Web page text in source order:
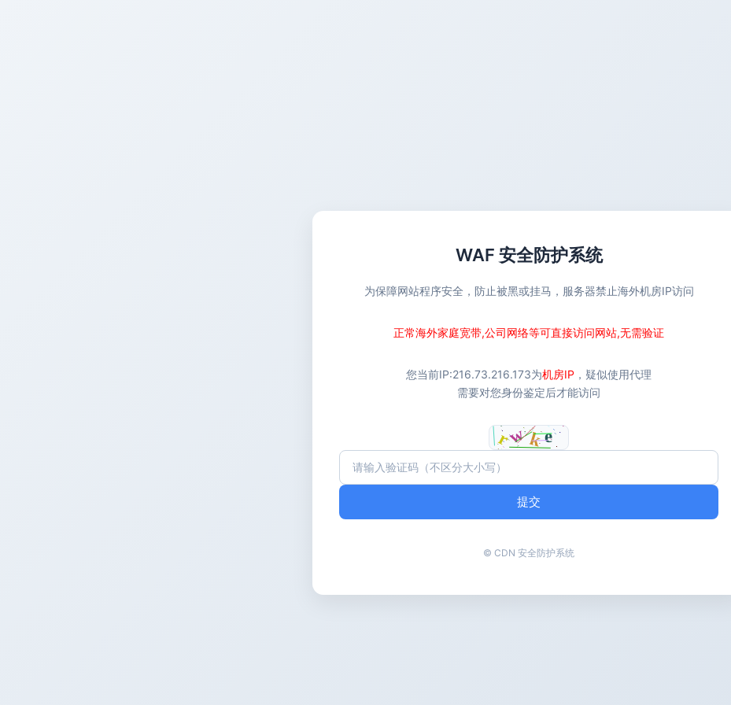
WAF 安全防护系统
为保障网站程序安全，防止被黑或挂马，服务器禁止海外机房IP访问
正常海外家庭宽带,公司网络等可直接访问网站,无需验证
您当前IP:216.73.216.173为机房IP ，疑似使用代理
需要对您身份鉴定后才能访问
提交
© CDN 安全防护系统